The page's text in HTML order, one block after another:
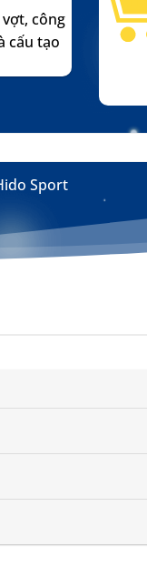
công
cấu tạo
Sport